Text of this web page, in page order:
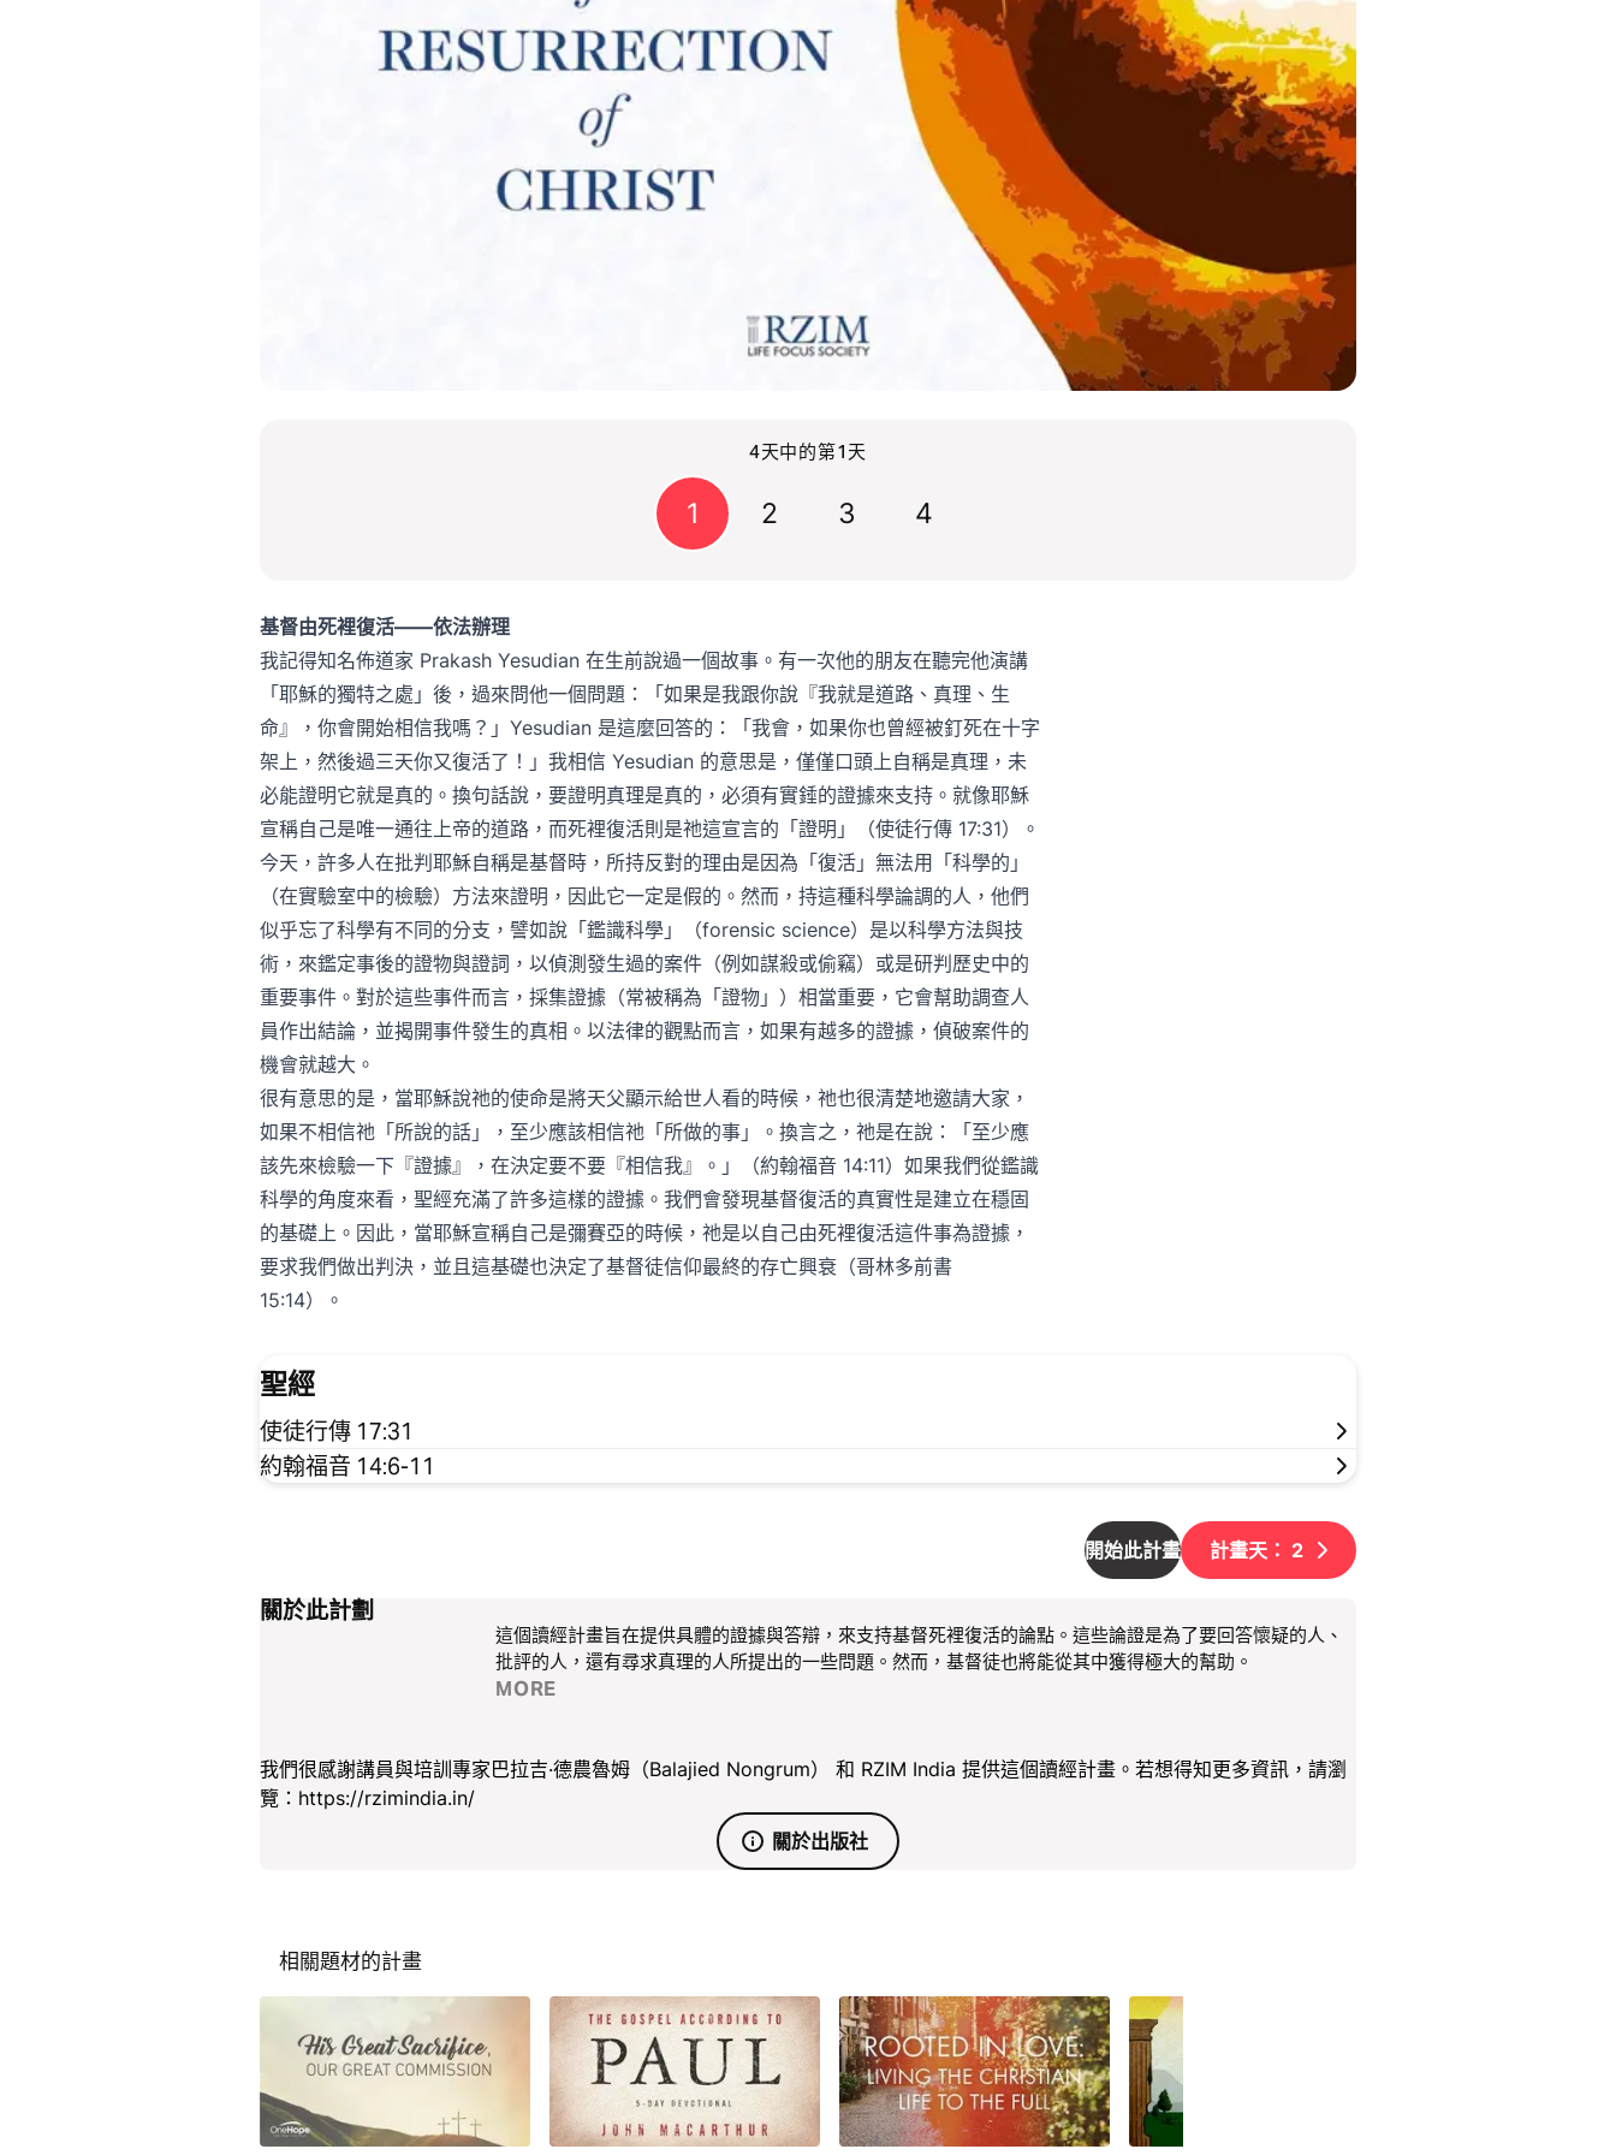
4天中的第1天
1 2 3 4
基督由死裡復活——依法辦理
我記得知名佈道家 Prakash Yesudian 在生前說過一個故事。有一次他的朋友在聽完他演講
「耶穌的獨特之處」後，過來問他一個問題：「如果是我跟你說『我就是道路、真理、生
命』，你會開始相信我嗎？」Yesudian 是這麼回答的：「我會，如果你也曾經被釘死在十字
架上，然後過三天你又復活了！」我相信 Yesudian 的意思是，僅僅口頭上自稱是真理，未
必能證明它就是真的。換句話說，要證明真理是真的，必須有實錘的證據來支持。就像耶穌
宣稱自己是唯一通往上帝的道路，而死裡復活則是祂這宣言的「證明」（使徒行傳 17:31）。
今天，許多人在批判耶穌自稱是基督時，所持反對的理由是因為「復活」無法用「科學的」
（在實驗室中的檢驗）方法來證明，因此它一定是假的。然而，持這種科學論調的人，他們
似乎忘了科學有不同的分支，譬如說「鑑識科學」（forensic science）是以科學方法與技
術，來鑑定事後的證物與證詞，以偵測發生過的案件（例如謀殺或偷竊）或是研判歷史中的
重要事件。對於這些事件而言，採集證據（常被稱為「證物」）相當重要，它會幫助調查人
員作出結論，並揭開事件發生的真相。以法律的觀點而言，如果有越多的證據，偵破案件的
機會就越大。
很有意思的是，當耶穌說祂的使命是將天父顯示給世人看的時候，祂也很清楚地邀請大家，
如果不相信祂「所說的話」，至少應該相信祂「所做的事」。換言之，祂是在說：「至少應
該先來檢驗一下『證據』，在決定要不要『相信我』。」（約翰福音 14:11）如果我們從鑑識
科學的角度來看，聖經充滿了許多這樣的證據。我們會發現基督復活的真實性是建立在穩固
的基礎上。因此，當耶穌宣稱自己是彌賽亞的時候，祂是以自己由死裡復活這件事為證據，
要求我們做出判決，並且這基礎也決定了基督徒信仰最終的存亡興衰（哥林多前書
15:14）。
聖經
使徒行傳 17:31
約翰福音 14:6-11
開始此計畫 計畫天： 2
關於此計劃
這個讀經計畫旨在提供具體的證據與答辯，來支持基督死裡復活的論點。這些論證是為了要回答懷疑的人、
批評的人，還有尋求真理的人所提出的一些問題。然而，基督徒也將能從其中獲得極大的幫助。
MORE
我們很感謝講員與培訓專家巴拉吉·德農魯姆（Balajied Nongrum） 和 RZIM India 提供這個讀經計畫。若想得知更多資訊，請瀏
覽：https://rzimindia.in/
關於出版社
相關題材的計畫